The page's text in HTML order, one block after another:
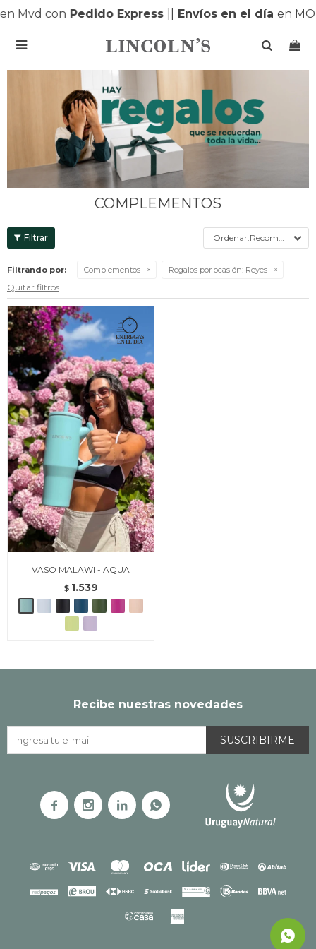
Mvd conPedido Express| Envíos en el díaen

COMPLEMENTOS
Recomendados
Filtrando por: Complementos Regalos por ocasión: Reyes
Quitar filtros
VASO MALAWI - AQUA
$ 1.539
Recibe nuestras novedades
SUSCRIBIRME
   